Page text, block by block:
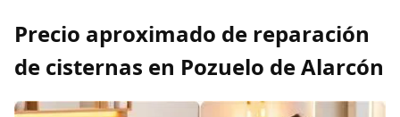
Precio aproximado de reparación
de cisternas en Pozuelo de Alarcón